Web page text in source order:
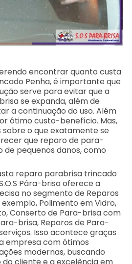
encontrar quanto custa
Penha, é importante que
serve para evitar que a
se expanda, além de
a continuação do uso. Além
ótimo custo-benefício. Mas,
o que exatamente se
que reparo de para-
pequenos danos, como
reparo parabrisa trincado
Pára-brisa oferece a
no segmento de Reparos
Polimento em Vidro,
Conserto de Para-brisa com
brisa, Reparos de Para-
Isso acontece graças
empresa com ótimos
modernas, buscando
cliente e a excelência em